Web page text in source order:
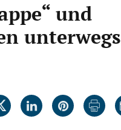
und
unterwegs